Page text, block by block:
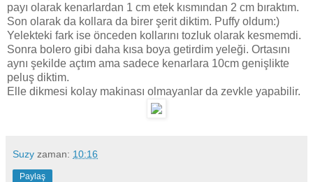
payı olarak kenarlardan 1 cm etek kısmından 2 cm bıraktım.
Son olarak da kollara da birer şerit diktim. Puffy oldum:)
Yelekteki fark ise önceden kollarını tozluk olarak kesmemdi.
Sonra bolero gibi daha kısa boya getirdim yeleği. Ortasını
aynı şekilde açtım ama sadece kenarlara 10cm genişlikte
peluş diktim.
Elle dikmesi kolay makinası olmayanlar da zevkle yapabilir.
Suzy zaman: 10:16
Paylaş